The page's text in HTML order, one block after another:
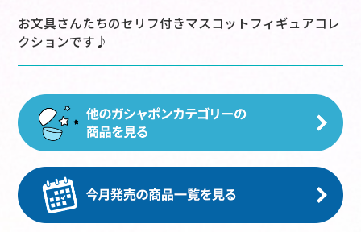
お文具さんたちのセリフ付きマスコットフィギュアコレ
クションです♪